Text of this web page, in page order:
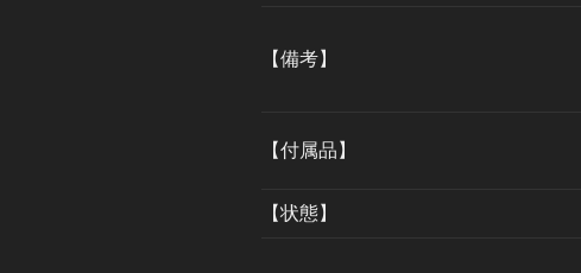
【備考】
【付属品】
【状態】